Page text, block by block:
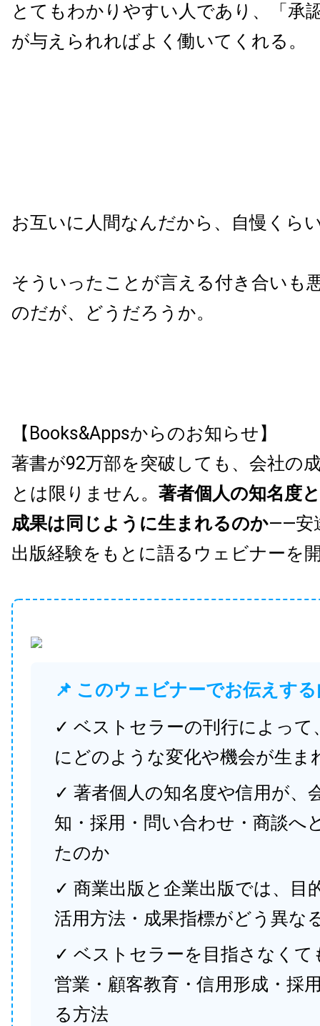
とてもわかりやすい人であり、「承
が与えられればよく働いてくれる。
お互いに人間なんだから、自慢くら
そういったことが言える付き合いも
のだが、どうだろうか。
【Books&Appsからのお知らせ】
著書が92万部を突破しても、会社の
とは限りません。 著者個人の知名度
成果は同じように生まれるのか——安
出版経験をもとに語るウェビナーを
📌 このウェビナーでお伝えす
✓ ベストセラーの刊行によって
にどのような変化や機会が生ま
✓ 著者個人の知名度や信用が、
知・採用・問い合わせ・商談へ
たのか
✓ 商業出版と企業出版では、目
活用方法・成果指標がどう異な
✓ ベストセラーを目指さなくて
営業・顧客教育・信用形成・採
る方法